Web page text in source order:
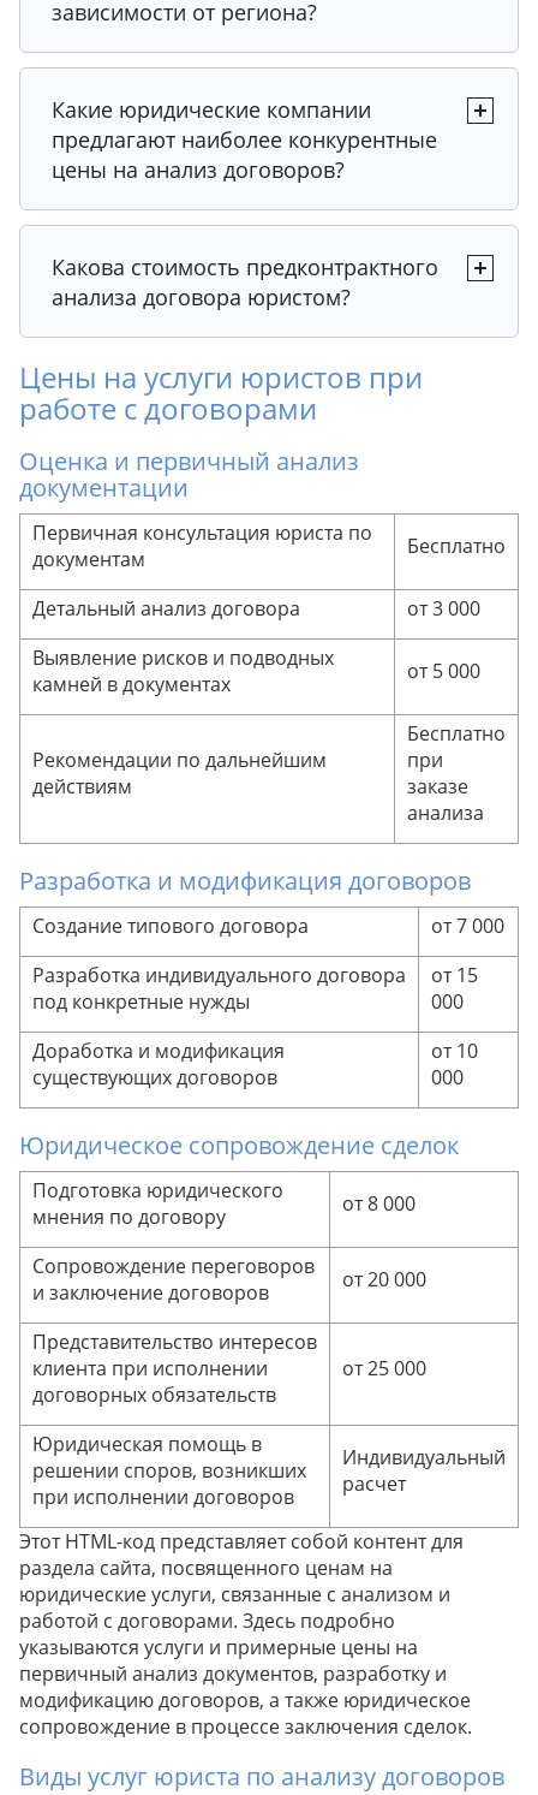
Рекомендация юриста
Рекомендация юриста
Рекомендация юриста
Совет эксперта
Рекомендация юриста
зависимости от региона?
Совет эксперта
Какие юридические компании
предлагают наиболее конкурентные
цены на анализ договоров?
Совет эксперта
Рекомендация юриста
Совет эксперта
Какова стоимость предконтрактного
анализа договора юристом?
Совет эксперта
Рекомендация юриста
Совет эксперта
Цены на услуги юристов при
работе с договорами
Оценка и первичный анализ
документации
Первичная консультация юриста по
документам
Бесплатно
Детальный анализ договора
от 3 000
Выявление рисков и подводных
камней в документах
от 5 000
Рекомендации по дальнейшим
действиям
Бесплатно
при
заказе
анализа
Разработка и модификация договоров
Создание типового договора
от 7 000
Разработка индивидуального договора
под конкретные нужды
от 15
000
Доработка и модификация
существующих договоров
от 10
000
Юридическое сопровождение сделок
Подготовка юридического
мнения по договору
от 8 000
Сопровождение переговоров
и заключение договоров
от 20 000
Представительство интересов
клиента при исполнении
договорных обязательств
от 25 000
Юридическая помощь в
решении споров, возникших
при исполнении договоров
Индивидуальный
расчет
Этот HTML-код представляет собой контент для
раздела сайта, посвященного ценам на
юридические услуги, связанные с анализом и
работой с договорами. Здесь подробно
указываются услуги и примерные цены на
первичный анализ документов, разработку и
модификацию договоров, а также юридическое
сопровождение в процессе заключения сделок.
Виды услуг юриста по анализу договоров